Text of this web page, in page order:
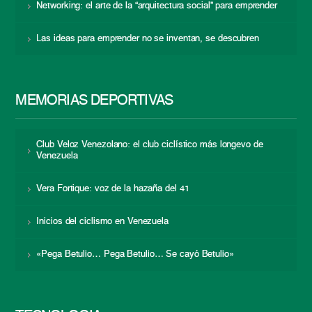
Networking: el arte de la “arquitectura social” para emprender
Las ideas para emprender no se inventan, se descubren
MEMORIAS DEPORTIVAS
Club Veloz Venezolano: el club ciclístico más longevo de
Venezuela
Vera Fortique: voz de la hazaña del 41
Inicios del ciclismo en Venezuela
«Pega Betulio… Pega Betulio… Se cayó Betulio»